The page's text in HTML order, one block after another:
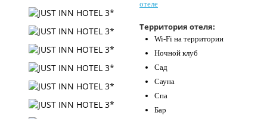
Контакты
отеле
Территория отеля:
Wi-Fi на территории
Ночной клуб
Сад
Сауна
Спа
Бар